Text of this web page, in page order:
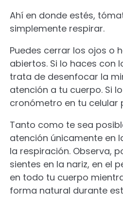
Ahí en donde estés,
simplemente respirar.
Puedes cerrar los ojos o
abiertos. Si lo haces con
trata de desenfocar la
atención a tu cuerpo. Si
cronómetro en tu celular
Tanto como te sea
atención únicamente en
la respiración. Observa,
sientes en la nariz, en el
en todo tu cuerpo
forma natural durante